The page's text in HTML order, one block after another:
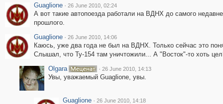
Guaglione · 26 June 2010, 02:24
А вот такие автопоезда работали на ВДНХ до самого
прошлого.
Guaglione · 26 June 2010, 14:06
Каюсь, уже два года не был на ВДНХ. Только сейчас это
Слышал, что Ту-154 там уничтожили... А "Восток"-то хоть
Olgara
· 26 June 2010, 14:13
Увы, уважаемый Guaglione, увы.
Guaglione · 26 June 2010, 14:18